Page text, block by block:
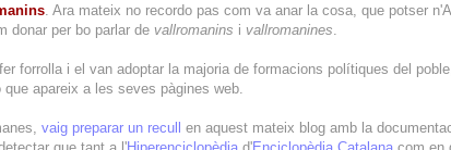
. Ara mateix no recordo pas com va anar la cosa, que potser
donar per bo parlar de vallromanins i vallromanines
forrolla i el van adoptar la majoria de formacions polítiques del
apareix a les seves pàgines web.
vaig preparar un recull en aquest mateix blog amb la
que tant a l'Hiperenciclopèdia d'Enciclopèdia Catalana com en